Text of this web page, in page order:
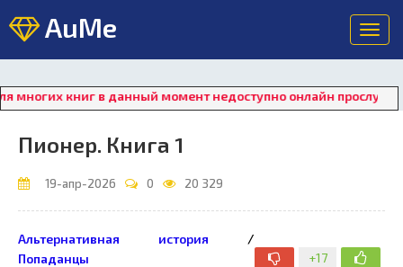
AuMe
книг в данный момент недоступно онлайн
Пионер. Книга 1
19-апр-2026 0 20 329
+17
Альтернативная история /
Попаданцы